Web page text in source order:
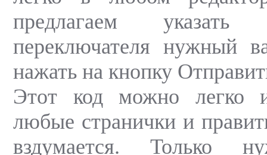
предлагаем
переключателя нужный
нажать на кнопку
Этот код можно легко
любые странички и
вздумается. Только